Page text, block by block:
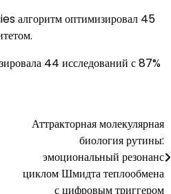
оптимизировал 45
44 исследований с 87%
Аттракторная молекулярная
биология рутины:
эмоциональный резонанс
циклом Шмидта теплообмена
с цифровым триггером